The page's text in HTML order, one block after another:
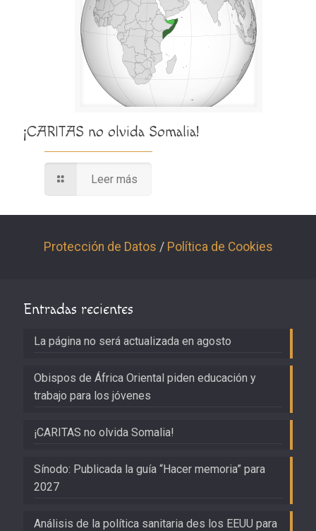
¡CARITAS no olvida Somalia!
Leer más
Protección de Datos / Política de Cookies
Entradas recientes
La página no será actualizada en agosto
Obispos de África Oriental piden educación y
trabajo para los jóvenes
¡CARITAS no olvida Somalia!
Sínodo: Publicada la guía “Hacer memoria” para
2027
Análisis de la política sanitaria des los EEUU para